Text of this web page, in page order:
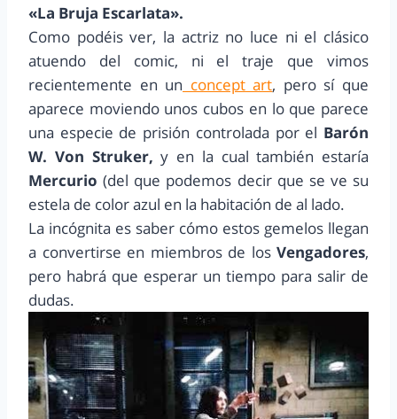
«La Bruja Escarlata».
Como podéis ver, la actriz no luce ni el clásico
atuendo del comic, ni el traje que vimos
recientemente en un concept art, pero sí que
aparece moviendo unos cubos en lo que parece
una especie de prisión controlada por el Barón
W. Von Struker,y en la cual también estaría
Mercurio (del que podemos decir que se ve su
estela de color azul en la habitación de al lado.
La incógnita es saber cómo estos gemelos llegan
a convertirse en miembros de los Vengadores,
pero habrá que esperar un tiempo para salir de
dudas.